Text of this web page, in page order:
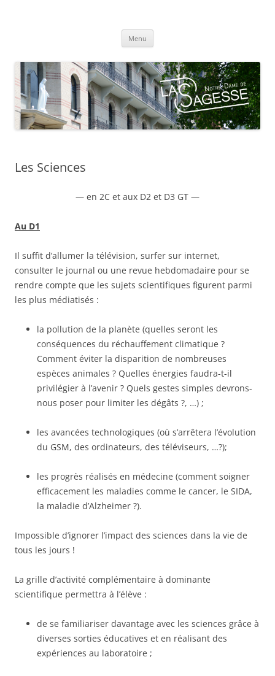
Sagesse
Menu
Les Sciences
— en 2C et aux D2 et D3 GT —
Au D1
Il suffit d’allumer la télévision, surfer sur internet,
consulter le journal ou une revue hebdomadaire pour se
rendre compte que les sujets scientifiques figurent parmi
les plus médiatisés :
la pollution de la planète (quelles seront les
conséquences du réchauffement climatique ?
Comment éviter la disparition de nombreuses
espèces animales ? Quelles énergies faudra-t-il
privilégier à l’avenir ? Quels gestes simples devrons-
nous poser pour limiter les dégâts ?, …) ;
les avancées technologiques (où s’arrêtera l’évolution
du GSM, des ordinateurs, des téléviseurs, …?);
les progrès réalisés en médecine (comment soigner
efficacement les maladies comme le cancer, le SIDA,
la maladie d’Alzheimer ?).
Impossible d’ignorer l’impact des sciences dans la vie de
tous les jours !
La grille d’activité complémentaire à dominante
scientifique permettra à l’élève :
de se familiariser davantage avec les sciences grâce à
diverses sorties éducatives et en réalisant des
expériences au laboratoire ;